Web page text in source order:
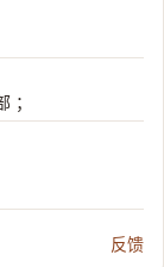
；
反馈